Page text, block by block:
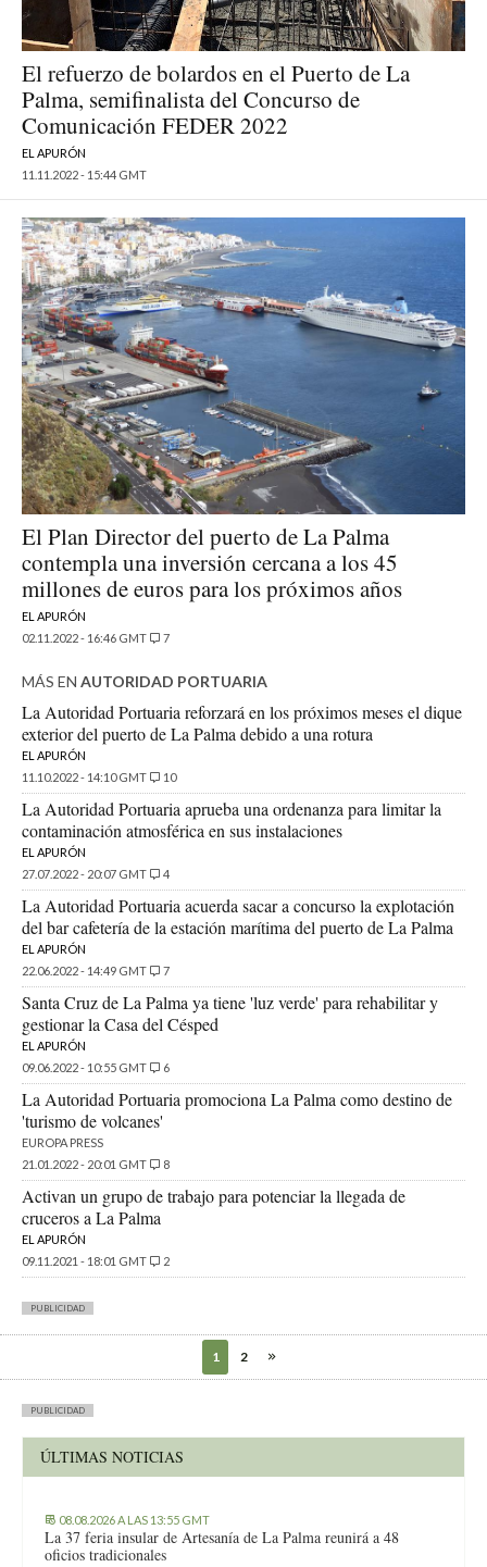
El refuerzo de bolardos en el Puerto de La
Palma, semifinalista del Concurso de
Comunicación FEDER 2022
EL APURÓN
11.11.2022 - 15:44 GMT
El Plan Director del puerto de La Palma
contempla una inversión cercana a los 45
millones de euros para los próximos años
EL APURÓN
02.11.2022 - 16:46 GMT
7
MÁS EN AUTORIDAD PORTUARIA
La Autoridad Portuaria reforzará en los próximos meses el dique
exterior del puerto de La Palma debido a una rotura
EL APURÓN
11.10.2022 - 14:10 GMT
10
La Autoridad Portuaria aprueba una ordenanza para limitar la
contaminación atmosférica en sus instalaciones
EL APURÓN
27.07.2022 - 20:07 GMT
4
La Autoridad Portuaria acuerda sacar a concurso la explotación
del bar cafetería de la estación marítima del puerto de La Palma
EL APURÓN
22.06.2022 - 14:49 GMT
7
Santa Cruz de La Palma ya tiene 'luz verde' para rehabilitar y
gestionar la Casa del Césped
EL APURÓN
09.06.2022 - 10:55 GMT
6
La Autoridad Portuaria promociona La Palma como destino de
'turismo de volcanes'
EUROPA PRESS
21.01.2022 - 20:01 GMT
8
Activan un grupo de trabajo para potenciar la llegada de
cruceros a La Palma
EL APURÓN
09.11.2021 - 18:01 GMT
2
PUBLICIDAD
1 2
PUBLICIDAD
ÚLTIMAS NOTICIAS
08.08.2026 A LAS 13:55 GMT
La 37 feria insular de Artesanía de La Palma reunirá a 48
oficios tradicionales